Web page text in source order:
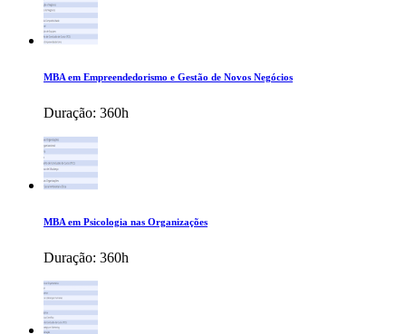
MBA em Empreendedorismo e Gestão de Novos Negócios
Duração: 360h
MBA em Psicologia nas Organizações
Duração: 360h